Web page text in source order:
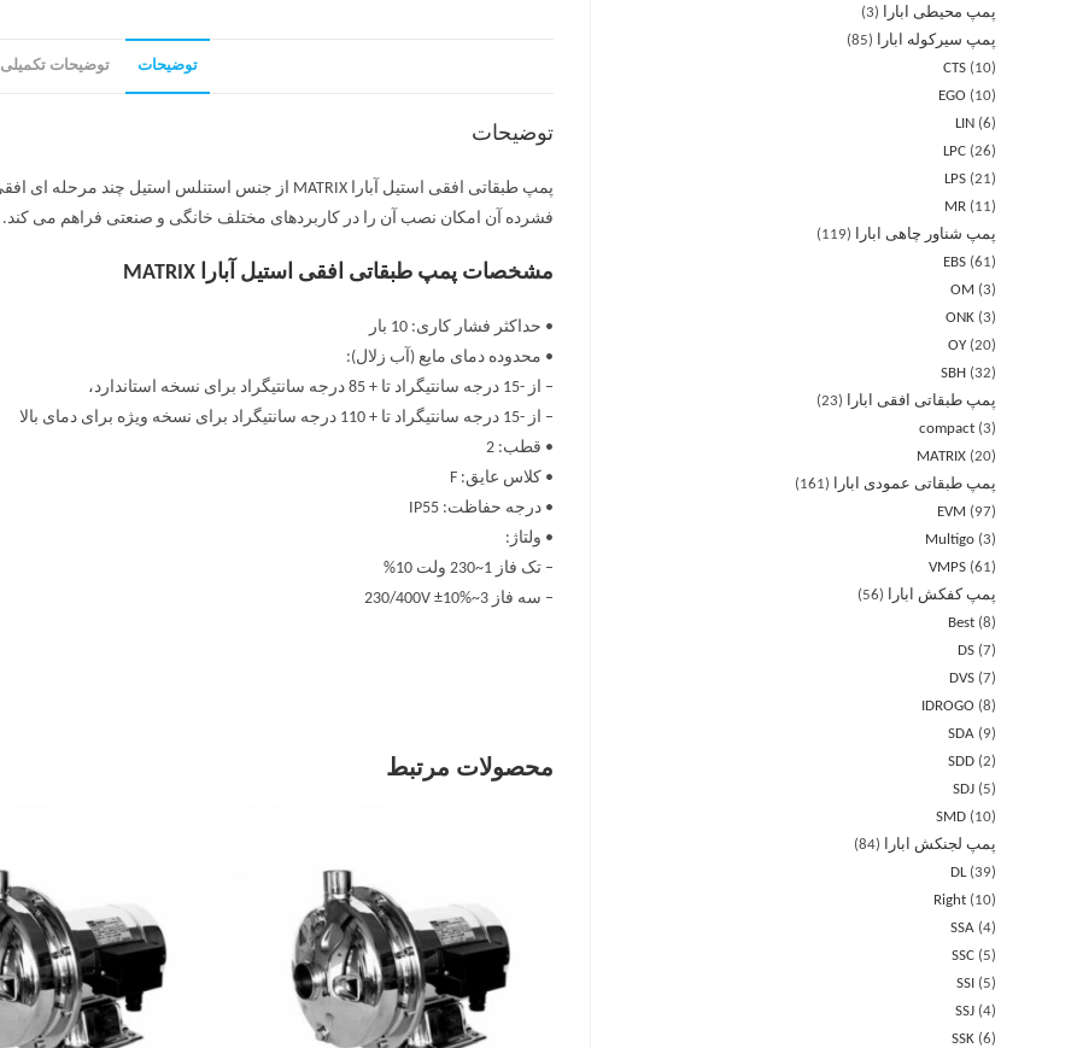
توضیحات توضیحات تکمیلی
توضیحات
فشرده آن امکان نصب آن را در کاربردهای مختلف خانگی و صنعتی فراهم می کند.
مشخصات پمپ طبقاتی افقی استیل آبارا MATRIX
• حداکثر فشار کاری: 10 بار
• محدوده دمای مایع (آب زلال):
– از -15 درجه سانتیگراد تا + 85 درجه سانتیگراد برای نسخه استاندارد،
– از -15 درجه سانتیگراد تا + 110 درجه سانتیگراد برای نسخه ویژه برای دمای بالا
• قطب: 2
• کلاس عایق: F
• درجه حفاظت: IP55
• ولتاژ:
– تک فاز 1~230 ولت 10%
– سه فاز 3~230/400V ±10%
محصولات مرتبط
پمپ محیطی ابارا
3
پمپ سیرکوله ابارا
85
CTS
10
EGO
10
LIN 6
LPC 26
LPS 21
MR
11
پمپ شناور چاهی ابارا
119
EBS 61
OM
3
ONK 3
OY 20
SBH 32
پمپ طبقاتی افقی ابارا
23
compact 3
MATRIX 20
پمپ طبقاتی عمودی ابارا
161
EVM
97
Multigo 3
VMPS 61
پمپ کفکش ابارا
56
Best 8
DS 7
DVS 7
IDROGO
8
SDA
9
SDD 2
SDJ
5
SMD
10
پمپ لجنکش ابارا
84
DL 39
Right
10
SSA 4
SSC
5
SSI
5
SSJ 4
SSK 6